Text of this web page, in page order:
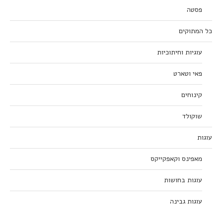
פסטה
כל המתוקים
עוגיות וחיתוכיות
פאי וטארט
קינוחים
שוקולד
עוגות
מאפינס וקאפקייקס
עוגות בחושות
עוגות גבינה